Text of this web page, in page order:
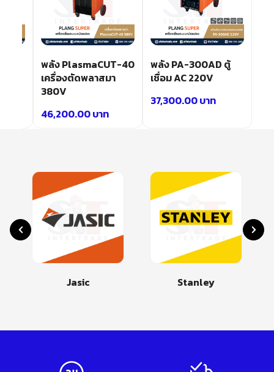
พลัง PlasmaCUT-40
เครื่องตัดพลาสมา
380V
46,200.00บาท
พลัง PA-300AD ตู้
เชื่อม AC 220V
37,300.00บาท
Jasic Stanley